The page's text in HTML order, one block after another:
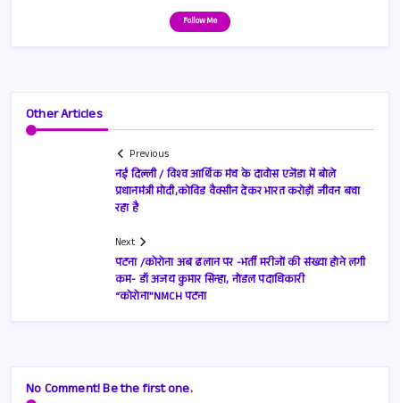
Follow Me
Other Articles
Previous
नई दिल्ली / विश्व आर्थिक मंच के दावोस एजेंडा में बोले
प्रधानमंत्री मोदी,कोविड वैक्सीन देकर भारत करोड़ों जीवन बचा
रहा है
Next
पटना /कोरोना अब ढलान पर -भर्ती मरीजों की संख्या होने लगी
कम- डॉ अजय कुमार सिन्हा, नोडल पदाधिकारी
“कोरोना”NMCH पटना
No Comment! Be the first one.